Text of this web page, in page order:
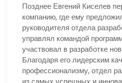
Позднее Евгений Киселев
компанию, где ему
руководителя отдела
управлял командой
участвовал в разработке
Благодаря его лидерским
профессионализму, отдел